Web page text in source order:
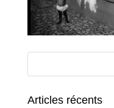
Articles récents